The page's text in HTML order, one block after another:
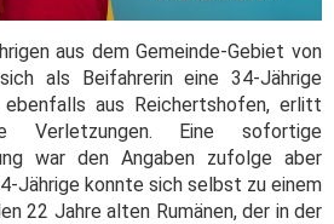
aus dem Gemeinde-Gebiet von
als Beifahrerin eine 34-Jährige
ebenfalls aus Reichertshofen, erlitt
Verletzungen. Eine sofortige
war den Angaben zufolge aber
Jährige konnte sich selbst zu einem
22 Jahre alten Rumänen, der in der